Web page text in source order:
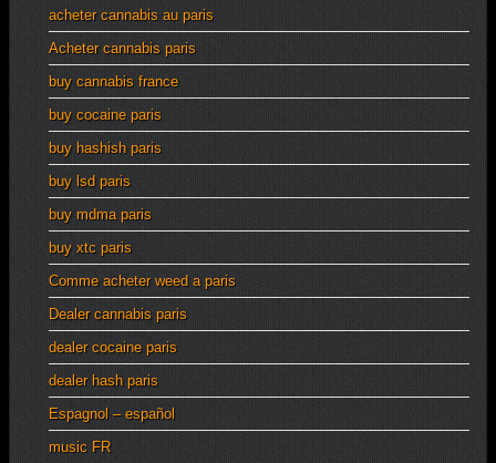
acheter cannabis au paris
Acheter cannabis paris
buy cannabis france
buy cocaine paris
buy hashish paris
buy lsd paris
buy mdma paris
buy xtc paris
Comme acheter weed a paris
Dealer cannabis paris
dealer cocaine paris
dealer hash paris
Espagnol – español
music FR